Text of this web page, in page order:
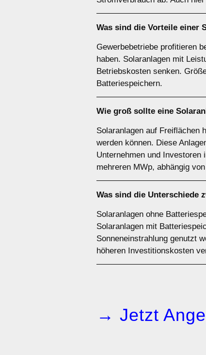
Was sind die Vorteile einer
Gewerbebetriebe profitieren
haben. Solaranlagen mit
Betriebskosten senken.
Batteriespeichern.
Wie groß sollte eine
Solaranlagen auf Freiflächen
werden können. Diese
Unternehmen und
mehreren MWp, abhängig
Was sind die Unterschiede
Solaranlagen ohne
Solaranlagen mit
Sonneneinstrahlung genutzt
höheren Investitionskosten
→ Jetzt